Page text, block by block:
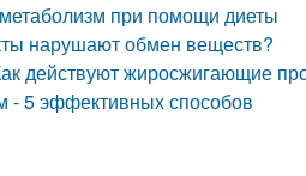
при помощи диеты
нарушают обмен веществ?
действуют жиросжигающие
- 5 эффективных способов